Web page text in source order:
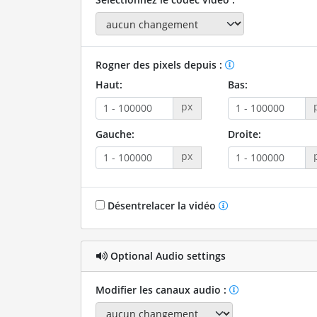
Rogner des pixels depuis :
Haut:
px
Bas:
Gauche:
px
Droite:
Désentrelacer la vidéo
Optional Audio settings
Modifier les canaux audio :